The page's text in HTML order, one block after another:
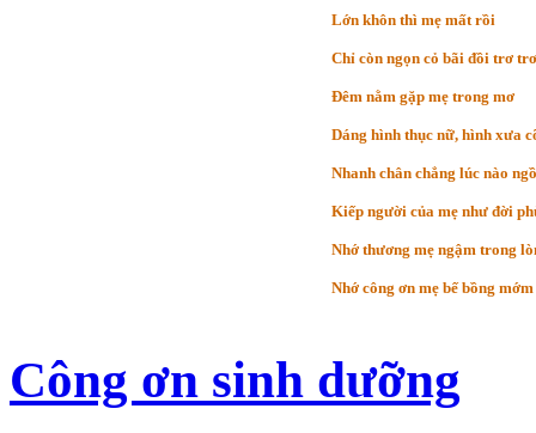
Lớn khôn thì mẹ mất rồi
Chỉ còn ngọn cỏ bãi đồi trơ
Đêm nằm gặp mẹ trong mơ
Dáng hình thục nữ, hình xưa
Nhanh chân chẳng lúc nào
Kiếp người của mẹ như đời
Nhớ thương mẹ ngậm trong
Nhớ công ơn mẹ bế bồng
Công ơn sinh dưỡng